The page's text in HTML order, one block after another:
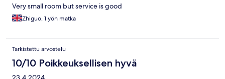
Very small room but service is good
Zhiguo, 1 yön matka
Tarkistettu arvostelu
10/10 Poikkeuksellisen hyvä